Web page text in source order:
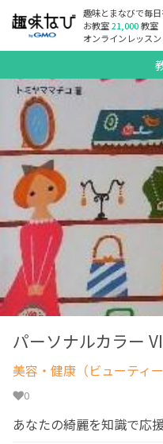
趣味とまなびで毎
お教室21,000教室
オンラインレッス
パーソナルカラー
美容・健康（ビューティー
0
あなたの綺麗を知識で応